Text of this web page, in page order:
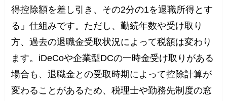
得控除額を差し引き、その2分の1を退職所得とす
る」仕組みです。ただし、勤続年数や受け取り
方、過去の退職金受取状況によって税額は変わり
ます。iDeCoや企業型DCの一時金受け取りがある
場合も、退職金との受取時期によって控除計算が
変わることがあるため、税理士や勤務先制度の窓